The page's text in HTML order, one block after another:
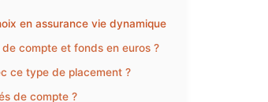
en assurance vie dynamique
compte et fonds en euros ?
ce type de placement ?
de compte ?